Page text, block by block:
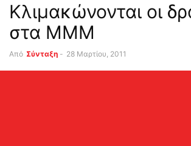
Κλιμακώνονται οι
στα ΜΜΜ
Από Σύνταξη - 28 Μαρτίου, 2011